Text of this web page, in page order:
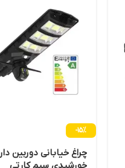
-15%
چراغ خیابانی دوربین دار
خورشیدی سیم کارتی